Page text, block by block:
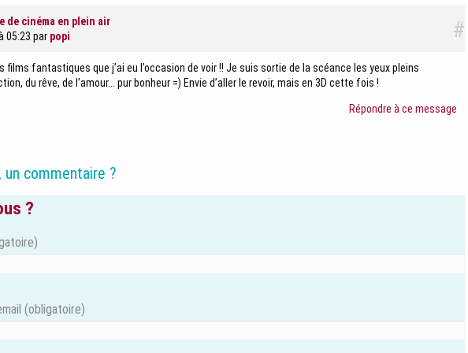
#
de cinéma en plein air
05:23 par popi
films fantastiques que j’ai eu l’occasion de voir !! Je suis sortie de la scéance les yeux pleins
du rêve, de l’amour... pur bonheur =) Envie d’aller le revoir, mais en 3D cette fois !
Répondre à ce message
un commentaire ?
?
(obligatoire)